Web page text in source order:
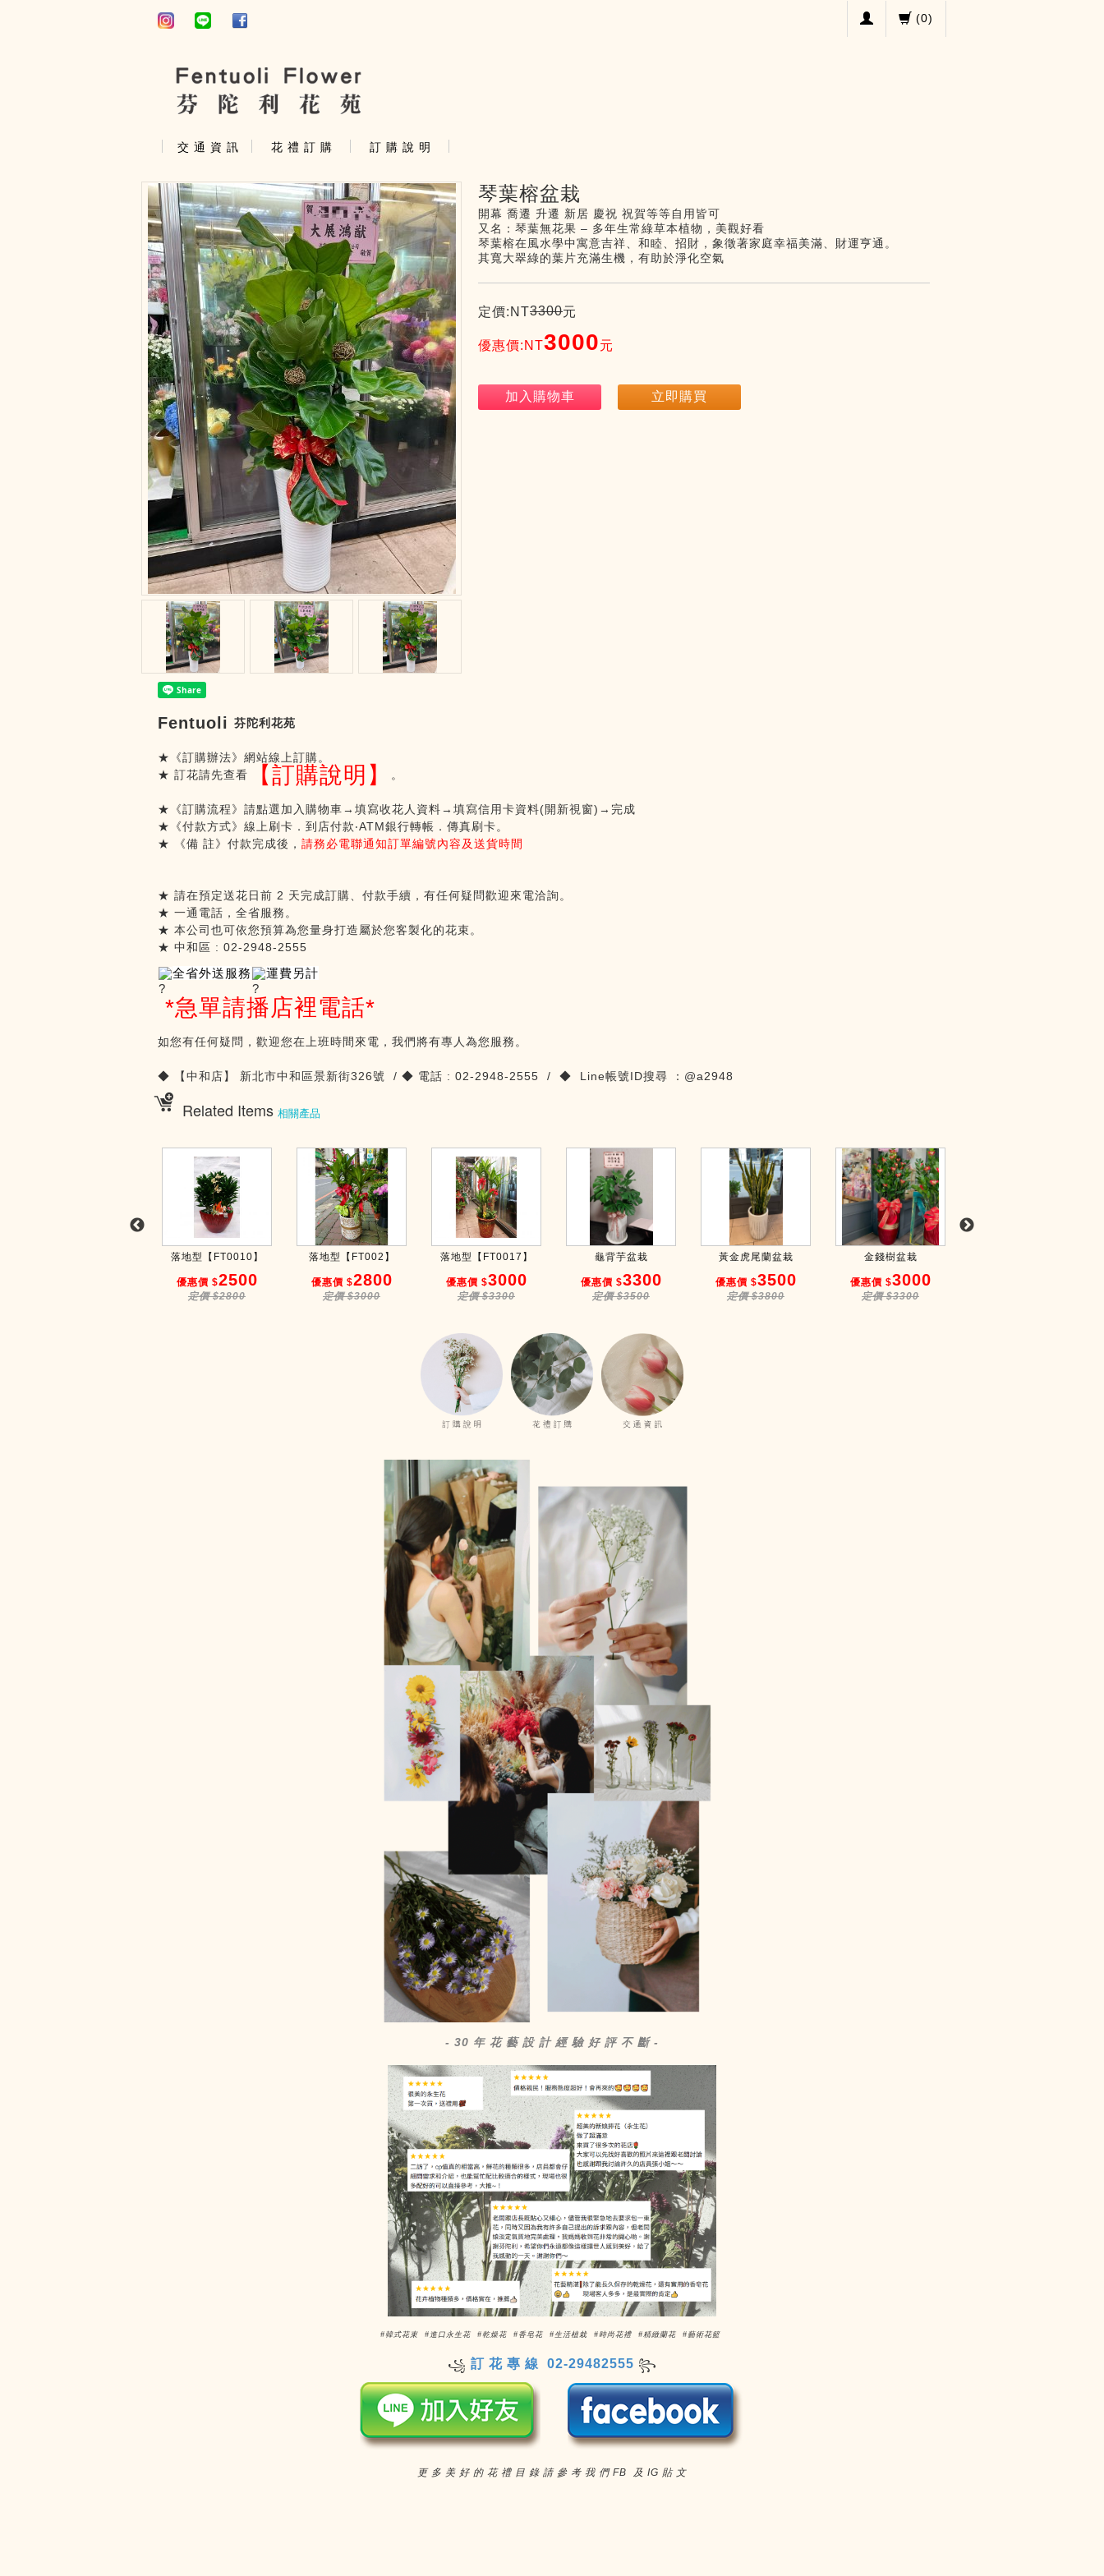
(0)
交 通 資 訊 花 禮 訂 購 訂 購 說 明
琴葉榕盆栽
開幕 喬遷 升遷 新居 慶祝 祝賀等等自用皆可
又名：琴葉無花果 – 多年生常綠草本植物，美觀好看
琴葉榕在風水學中寓意吉祥、和睦、招財，象徵著家庭幸福美滿、財運亨通。
其寬大翠綠的葉片充滿生機，有助於淨化空氣
定價:NT3300元
優惠價:NT3000元
加入購物車 立即購買
Fentuoli 芬陀利花苑
★《訂購辦法》網站線上訂購。
★ 訂花請先查看
【訂購說明】 。
★《訂購流程》請點選加入購物車→填寫收花人資料→填寫信用卡資料(開新視窗) → 完成
★《付款方式》線上刷卡．到店付款‧ATM銀行轉帳．傳真刷卡。
★ 《備 註》付款完成後， 請務必電聯通知訂單編號內容及送貨時間
★ 請在預定送花日前 2 天完成訂購、付款手續，有任何疑問歡迎來電洽詢。
★ 一通電話，全省服務。
★ 本公司也可依您預算為您量身打造屬於您客製化的花束。
★ 中和區 : 02-2948-2555
全省外送服務 運費另計
*急單請播店裡電話*
如您有任何疑問，歡迎您在上班時間來電，我們將有專人為您服務。
◆ 【中和店】 新北市中和區景新街326號 / ◆ 電話 : 02-2948-2555 / ◆ Line帳號ID搜尋 ：@a2948
Related Items 相關產品
落地型【FT0010】
優惠價 $2500
定價 $2800
落地型【FT002】
優惠價 $2800
定價 $3000
落地型【FT0017】
優惠價 $3000
定價 $3300
龜背芋盆栽
優惠價 $3300
定價 $3500
黃金虎尾蘭盆栽
優惠價 $3500
定價 $3800
金錢樹盆栽
優惠價 $3000
定價 $3300
- 30 年 花 藝 設 計 經 驗 好 評 不 斷 -
#韓式花束 #進口永生花 #乾燥花 #香皂花 #生活植栽 #時尚花禮 #精緻蘭花 #藝術花籃
꧁ 訂 花 專 線 02-29482555 ꧂
更 多 美 好 的 花 禮 目 錄 請 參 考 我 們 FB 及 IG 貼 文